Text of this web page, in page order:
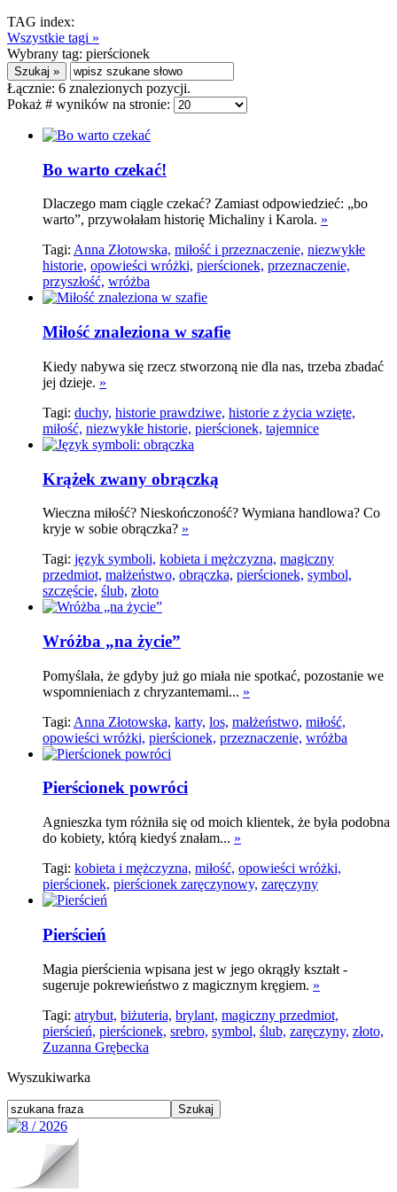
TAG index:
Wszystkie tagi »
Wybrany tag: pierścionek
Łącznie: 6 znalezionych pozycji.
Pokaż # wyników na stronie:
Bo warto czekać!
Dlaczego mam ciągle czekać? Zamiast odpowiedzieć: „bo
warto”, przywołałam historię Michaliny i Karola. »
Tagi: Anna Złotowska, miłość i przeznaczenie, niezwykłe
historie, opowieści wróżki, pierścionek, przeznaczenie,
przyszłość, wróżba
Miłość znaleziona w szafie
Kiedy nabywa się rzecz stworzoną nie dla nas, trzeba zbadać
jej dzieje. »
Tagi: duchy, historie prawdziwe, historie z życia wzięte,
miłość, niezwykłe historie, pierścionek, tajemnice
Krążek zwany obrączką
Wieczna miłość? Nieskończoność? Wymiana handlowa? Co
kryje w sobie obrączka? »
Tagi: język symboli, kobieta i mężczyzna, magiczny
przedmiot, małżeństwo, obrączka, pierścionek, symbol,
szczęście, ślub, złoto
Wróżba „na życie”
Pomyślała, że gdyby już go miała nie spotkać, pozostanie we
wspomnieniach z chryzantemami... »
Tagi: Anna Złotowska, karty, los, małżeństwo, miłość,
opowieści wróżki, pierścionek, przeznaczenie, wróżba
Pierścionek powróci
Agnieszka tym różniła się od moich klientek, że była podobna
do kobiety, którą kiedyś znałam... »
Tagi: kobieta i mężczyzna, miłość, opowieści wróżki,
pierścionek, pierścionek zaręczynowy, zaręczyny
Pierścień
Magia pierścienia wpisana jest w jego okrągły kształt -
sugeruje pokrewieństwo z magicznym kręgiem. »
Tagi: atrybut, biżuteria, brylant, magiczny przedmiot,
pierścień, pierścionek, srebro, symbol, ślub, zaręczyny, złoto,
Zuzanna Grębecka
Wyszukiwarka